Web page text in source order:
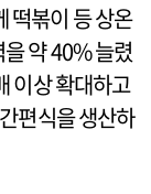
떡볶이 등 상온
약 40% 늘렸
이상 확대하고
편식을 생산하